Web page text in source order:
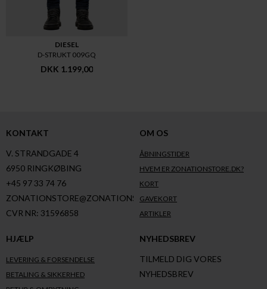
DIESEL
D-STRUKT 009GQ
DKK 1.199,00
KONTAKT
V. STRANDGADE 4
6950 RINGKØBING
+45 97 33 74 76
ZONATIONSTORE@ZONATIONSTORE.DK
CVR NR: 31596858
OM OS
ÅBNINGSTIDER
HVEM ER ZONATIONSTORE.DK?
KORT
GAVEKORT
ARTIKLER
HJÆLP
LEVERING & FORSENDELSE
BETALING & SIKKERHED
NYHEDSBREV
TILMELD DIG VORES
NYHEDSBREV